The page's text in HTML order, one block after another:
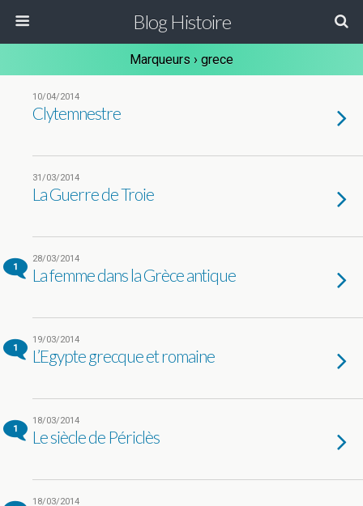
Blog Histoire
Marqueurs › grece
10/04/2014
Clytemnestre
31/03/2014
La Guerre de Troie
1
28/03/2014
La femme dans la Grèce antique
1
19/03/2014
L’Egypte grecque et romaine
1
18/03/2014
Le siècle de Périclès
18/03/2014